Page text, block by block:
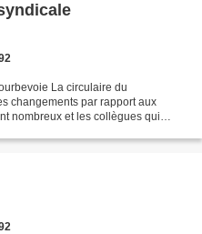
La circulaire du
changements par rapport aux
nombreux et les collègues qui